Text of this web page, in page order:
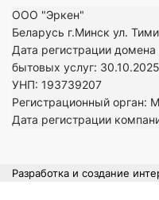
ООО "Эркен"
Беларусь г.Минск ул.
Дата регистрации
бытовых услуг: 30.10.2025
УНП: 193739207
Регистрационный орган:
Дата регистрации
Разработка и создание